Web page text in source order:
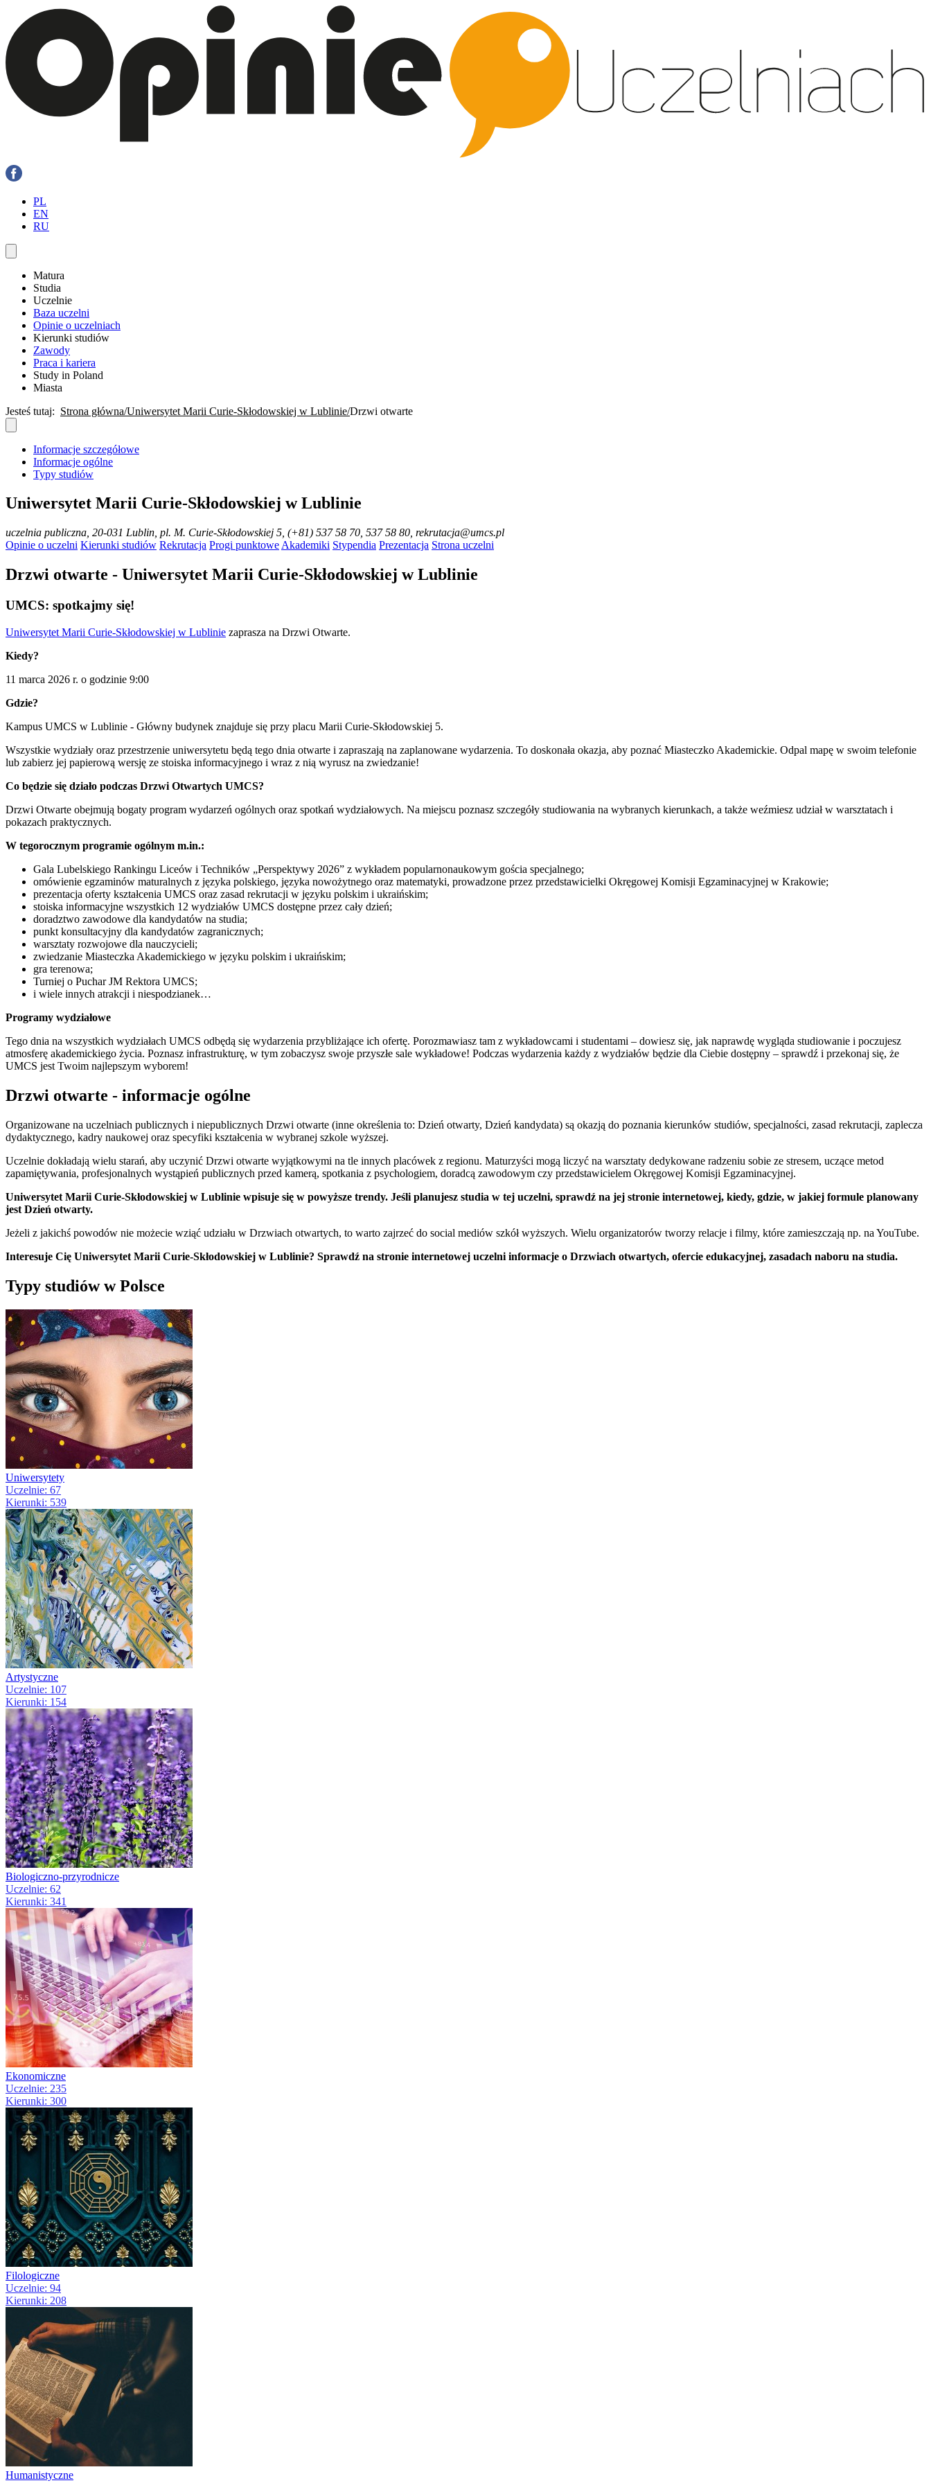
PL
EN
RU
Matura
Studia
Uczelnie
Baza uczelni
Opinie o uczelniach
Kierunki studiów
Zawody
Praca i kariera
Study in Poland
Miasta
Jesteś tutaj: Strona główna Uniwersytet Marii Curie-Skłodowskiej w Lublinie Drzwi otwarte
Informacje szczegółowe
Informacje ogólne
Typy studiów
Uniwersytet Marii Curie-Skłodowskiej w Lublinie
uczelnia publiczna , 20-031 Lublin, pl. M. Curie-Skłodowskiej 5, (+81) 537 58 70, 537 58 80, rekrutacja@umcs.pl
Opinie o uczelni Kierunki studiów Rekrutacja Progi punktowe Akademiki Stypendia Prezentacja Strona uczelni
Drzwi otwarte - Uniwersytet Marii Curie-Skłodowskiej w Lublinie
UMCS: spotkajmy się!
Uniwersytet Marii Curie-Skłodowskiej w Lublinie zaprasza na Drzwi Otwarte.
Kiedy?
11 marca 2026 r. o godzinie 9:00
Gdzie?
Kampus UMCS w Lublinie - Główny budynek znajduje się przy placu Marii Curie-Skłodowskiej 5.
Wszystkie wydziały oraz przestrzenie uniwersytetu będą tego dnia otwarte i zapraszają na zaplanowane wydarzenia. To doskonała okazja, aby poznać Miasteczko Akademickie. Odpal mapę w swoim telefonie
lub zabierz jej papierową wersję ze stoiska informacyjnego i wraz z nią wyrusz na zwiedzanie!
Co będzie się działo podczas Drzwi Otwartych UMCS?
Drzwi Otwarte obejmują bogaty program wydarzeń ogólnych oraz spotkań wydziałowych. Na miejscu poznasz szczegóły studiowania na wybranych kierunkach, a także weźmiesz udział w warsztatach i
pokazach praktycznych.
W tegorocznym programie ogólnym m.in.:
Gala Lubelskiego Rankingu Liceów i Techników „Perspektywy 2026” z wykładem popularnonaukowym gościa specjalnego;
omówienie egzaminów maturalnych z języka polskiego, języka nowożytnego oraz matematyki, prowadzone przez przedstawicielki Okręgowej Komisji Egzaminacyjnej w Krakowie;
prezentacja oferty kształcenia UMCS oraz zasad rekrutacji w języku polskim i ukraińskim;
stoiska informacyjne wszystkich 12 wydziałów UMCS dostępne przez cały dzień;
doradztwo zawodowe dla kandydatów na studia;
punkt konsultacyjny dla kandydatów zagranicznych;
warsztaty rozwojowe dla nauczycieli;
zwiedzanie Miasteczka Akademickiego w języku polskim i ukraińskim;
gra terenowa;
Turniej o Puchar JM Rektora UMCS;
i wiele innych atrakcji i niespodzianek…
Programy wydziałowe
Tego dnia na wszystkich wydziałach UMCS odbędą się wydarzenia przybliżające ich ofertę. Porozmawiasz tam z wykładowcami i studentami – dowiesz się, jak naprawdę wygląda studiowanie i poczujesz
atmosferę akademickiego życia. Poznasz infrastrukturę, w tym zobaczysz swoje przyszłe sale wykładowe! Podczas wydarzenia każdy z wydziałów będzie dla Ciebie dostępny – sprawdź i przekonaj się, że
UMCS jest Twoim najlepszym wyborem!
Drzwi otwarte - informacje ogólne
Organizowane na uczelniach publicznych i niepublicznych Drzwi otwarte (inne określenia to: Dzień otwarty, Dzień kandydata) są okazją do poznania kierunków studiów, specjalności, zasad rekrutacji, zaplecza
dydaktycznego, kadry naukowej oraz specyfiki kształcenia w wybranej szkole wyższej.
Uczelnie dokładają wielu starań, aby uczynić Drzwi otwarte wyjątkowymi na tle innych placówek z regionu. Maturzyści mogą liczyć na warsztaty dedykowane radzeniu sobie ze stresem, uczące metod
zapamiętywania, profesjonalnych wystąpień publicznych przed kamerą, spotkania z psychologiem, doradcą zawodowym czy przedstawicielem Okręgowej Komisji Egzaminacyjnej.
Uniwersytet Marii Curie-Skłodowskiej w Lublinie wpisuje się w powyższe trendy. Jeśli planujesz studia w tej uczelni, sprawdź na jej stronie internetowej, kiedy, gdzie, w jakiej formule planowany
jest Dzień otwarty.
Jeżeli z jakichś powodów nie możecie wziąć udziału w Drzwiach otwartych, to warto zajrzeć do social mediów szkół wyższych. Wielu organizatorów tworzy relacje i filmy, które zamieszczają np. na YouTube.
Interesuje Cię Uniwersytet Marii Curie-Skłodowskiej w Lublinie? Sprawdź na stronie internetowej uczelni informacje o Drzwiach otwartych, ofercie edukacyjnej, zasadach naboru na studia.
Typy studiów w Polsce
Uniwersytety
Uczelnie: 67
Kierunki: 539
Artystyczne
Uczelnie: 107
Kierunki: 154
Biologiczno-przyrodnicze
Uczelnie: 62
Kierunki: 341
Ekonomiczne
Uczelnie: 235
Kierunki: 300
Filologiczne
Uczelnie: 94
Kierunki: 208
Humanistyczne